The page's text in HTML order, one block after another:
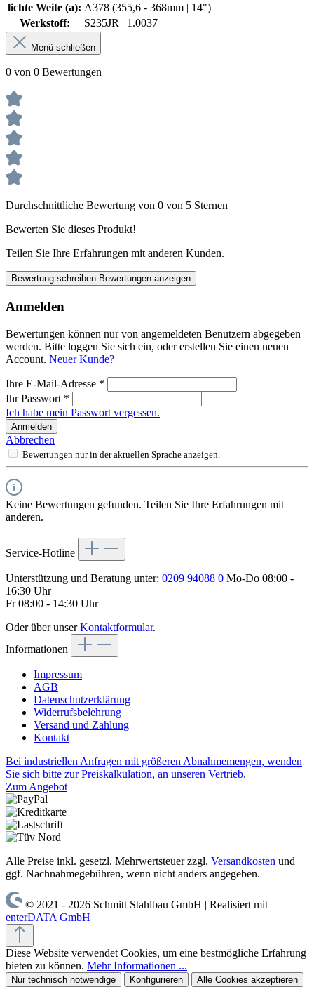
lichte Weite (a): A378 (355,6 - 368mm | 14")
Werkstoff:
S235JR | 1.0037
Menü schließen
0 von 0 Bewertungen
Durchschnittliche Bewertung von 0 von 5 Sternen
Bewerten Sie dieses Produkt!
Teilen Sie Ihre Erfahrungen mit anderen Kunden.
Bewertung schreiben Bewertungen anzeigen
Anmelden
Bewertungen können nur von angemeldeten Benutzern abgegeben
werden. Bitte loggen Sie sich ein, oder erstellen Sie einen neuen
Account. Neuer Kunde?
Ihre E-Mail-Adresse *
Ihr Passwort *
Ich habe mein Passwort vergessen.
Anmelden
Abbrechen
Bewertungen nur in der aktuellen Sprache anzeigen.
Keine Bewertungen gefunden. Teilen Sie Ihre Erfahrungen mit
anderen.
Service-Hotline
Unterstützung und Beratung unter: 0209 94088 0 Mo-Do 08:00 -
16:30 Uhr
Fr 08:00 - 14:30 Uhr
Oder über unserKontaktformular.
Informationen
Impressum
AGB
Datenschutzerklärung
Widerrufsbelehrung
Versand und Zahlung
Kontakt
Bei industriellen Anfragen mit größeren Abnahmemengen, wenden
Sie sich bitte zur Preiskalkulation, an unseren Vertrieb.
Zum Angebot
Alle Preise inkl. gesetzl. Mehrwertsteuer zzgl. Versandkosten und
ggf. Nachnahmegebühren, wenn nicht anders angegeben.
© 2021 - 2026 Schmitt Stahlbau GmbH | Realisiert mit
enterDATA GmbH
Diese Website verwendet Cookies, um eine bestmögliche Erfahrung
bieten zu können. Mehr Informationen ...
Nur technisch notwendige Konfigurieren Alle Cookies akzeptieren